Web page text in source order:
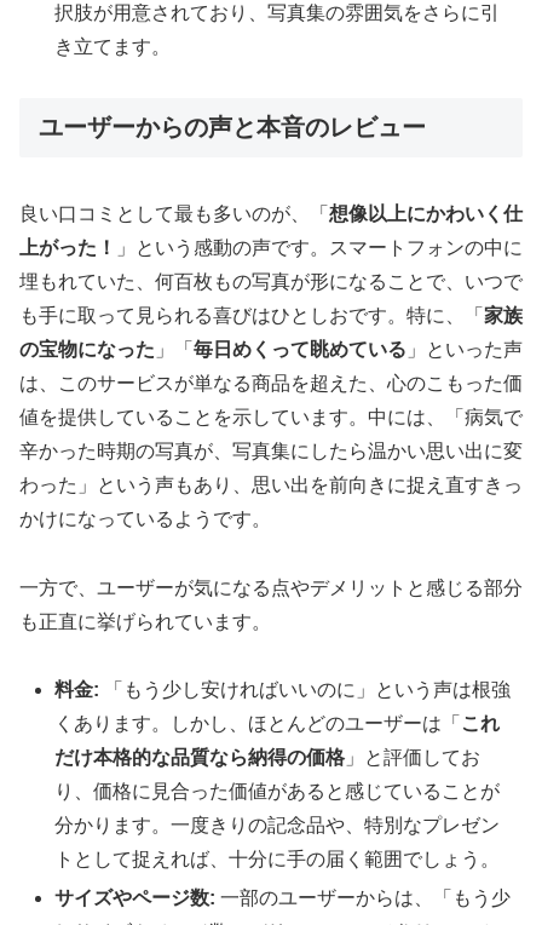
択肢が用意されており、写真集の雰囲気をさらに引
き立てます。
ユーザーからの声と本音のレビュー
良い口コミとして最も多いのが、「 想像以上にかわいく仕
上がった！
」という感動の声です。スマートフォンの中に
埋もれていた、何百枚もの写真が形になることで、いつで
も手に取って見られる喜びはひとしおです。特に、「 家族
の宝物になった 」「 毎日めくって眺めている 」といった声
は、このサービスが単なる商品を超えた、心のこもった価
値を提供していることを示しています。中には、「病気で
辛かった時期の写真が、写真集にしたら温かい思い出に変
わった」という声もあり、思い出を前向きに捉え直すきっ
かけになっているようです。
一方で、ユーザーが気になる点やデメリットと感じる部分
も正直に挙げられています。
料金: 「もう少し安ければいいのに」という声は根強
くあります。しかし、ほとんどのユーザーは「 これ
だけ本格的な品質なら納得の価格 」と評価してお
り、価格に見合った価値があると感じていることが
分かります。一度きりの記念品や、特別なプレゼン
トとして捉えれば、十分に手の届く範囲でしょう。
サイズやページ数: 一部のユーザーからは、「もう少